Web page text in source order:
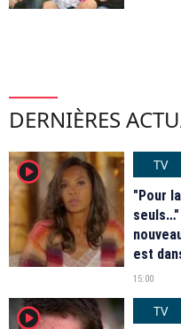
DERNIÈRES
player2
TV
"Pour
est
15:00
player2
TV